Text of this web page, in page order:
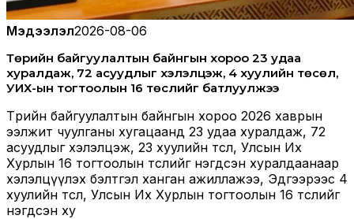
Мэдээлэл2026-08-06
Төрийн байгуулалтын байнгын хороо 23 удаа
хуралдаж, 72 асуудлыг хэлэлцэж, 4 хуулийн төсөл,
УИХ-ын тогтоолын 16 төслийг батлуулжээ
Төрийн байгуулалтын байнгын хороо 2026 хаврын
ээлжит чуулганы хугацаанд 23 удаа хуралдаж, 72
асуудлыг хэлэлцэж, 23 хуулийн төсөл, Улсын Их
Хурлын 16 тогтоолын төслийг нэгдсэн хуралдаанаар
хэлэлцүүлэх бэлтгэл ханган ажиллажээ, Эдгээрээс 4
хуулийн төсөл, Улсын Их Хурлын тогтоолын 16 төслийг
нэгдсэн ху